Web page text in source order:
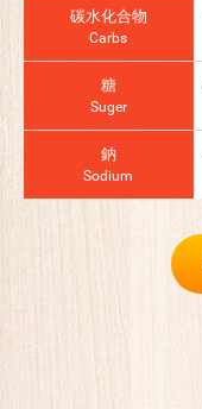
碳水化合物
Carbs
糖
Suger
鈉
Sodium